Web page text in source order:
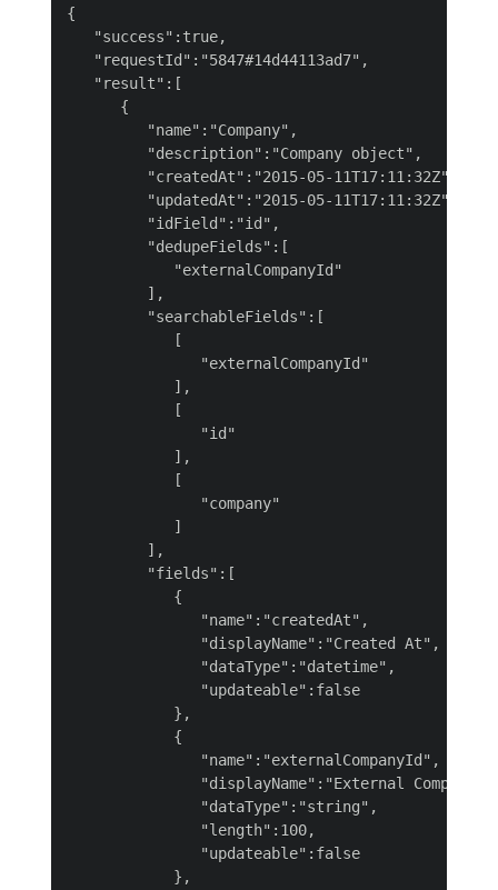
{
   "success":true,
   "requestId":"5847#14d44113ad7",
   "result":[
      {
         "name":"Company",
         "description":"Company object",
         "createdAt":"2015-05-11T17:11:32Z",
         "updatedAt":"2015-05-11T17:11:32Z",
         "idField":"id",
         "dedupeFields":[
            "externalCompanyId"
         ],
         "searchableFields":[
            [
               "externalCompanyId"
            ],
            [
               "id"
            ],
            [
               "company"
            ]
         ],
         "fields":[
            {
               "name":"createdAt",
               "displayName":"Created At",
               "dataType":"datetime",
               "updateable":false
            },
            {
               "name":"externalCompanyId",
"displayName":"External Company
               "dataType":"string",
               "length":100,
               "updateable":false
            },